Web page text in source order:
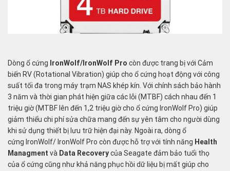
Dòng ổ cứng IronWolf/IronWolf Pro còn được trang bị với Cảm
biến RV (Rotational Vibration) giúp cho ổ cứng hoạt động với công
suất tối đa trong máy trạm NAS khép kín. Với chính sách bảo hành
3 năm và thời gian phát hiện giữa các lỗi (MTBF) cách nhau đến 1
triệu giờ (MTBF lên đến 1,2 triệu giờ cho ổ cứng IronWolf Pro) giúp
giảm thiểu chi phí sửa chữa mang đến sự yên tâm cho người dùng
khi sử dụng thiết bị lưu trữ hiện đại này. Ngoài ra, dòng ổ
cứng IronWolf/ IronWolf Pro còn được hỗ trợ với tính năng Health
Managment và Data Recoverycủa Seagate đảm bảo tuổi thọ
của ổ cứng cũng như khả năng phục hồi dữ liệu bị mất giúp cho